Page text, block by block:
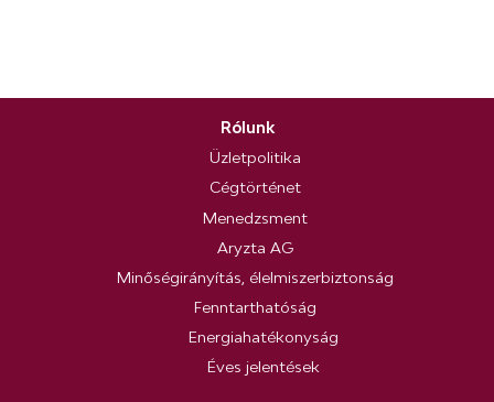
Rólunk
Üzletpolitika
Cégtörténet
Menedzsment
Aryzta AG
Minőségirányítás, élelmiszerbiztonság
Fenntarthatóság
Energiahatékonyság
Éves jelentések